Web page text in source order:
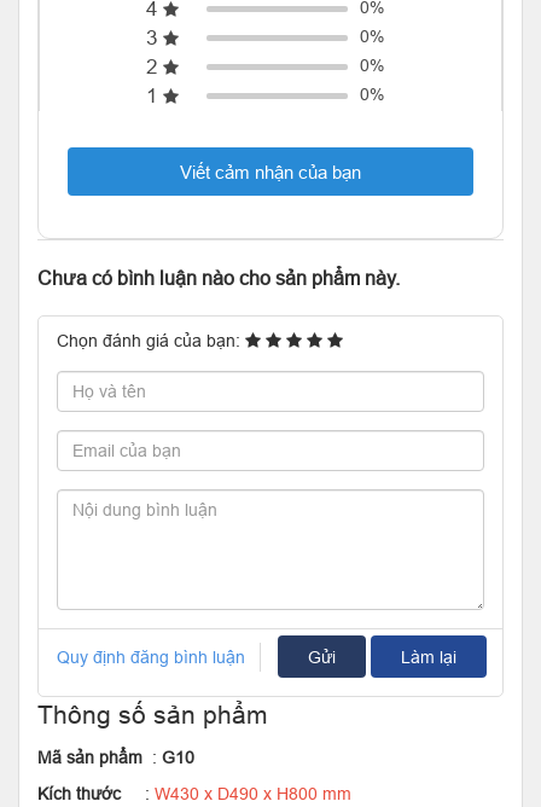
4 0%
3 0%
2 0%
1 0%
Viết cảm nhận của bạn
Chưa có bình luận nào cho sản phẩm này.
Chọn đánh giá của bạn:
Quy định đăng bình luận Gửi Làm lại
Thông số sản phẩm
Mã sản phẩm : G10
Kích thước: W430 x D490 x H800 mm